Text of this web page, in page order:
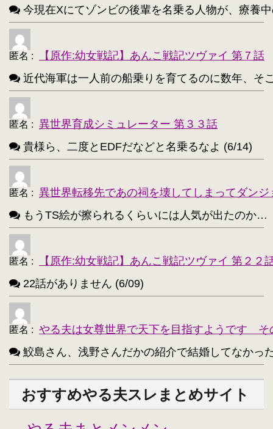
・ めぐみん(このすば)【172】
・
・ 鹿目まどか【168】
今現在Xにてゾンビの後輩を名乗る人物が、療養
匿名 :
【原作:幼女戦記】あんこ戦記ツヴァイ 第７話
近代海軍は一人前の船乗りを育てるのに数年、そ
匿名 : 異世界育成シミュレーター 第３３話
貴様ら、二度とEDFだなどと名乗るなよ (6/14)
匿名 : 異世界転移先であの祠を壊してしまってダン
もうTS絵が擦られるくらいには人気が出たのか…
匿名 :
【原作:幼女戦記】あんこ戦記ツヴァイ 第２２
22話がありません (6/09)
匿名 : やる夫は女尊世界で天下を目指すようです そ
鮫島さん、浅野さんだかの紹介で結婚してなかっ
おすすめやる夫スレまとめサイト